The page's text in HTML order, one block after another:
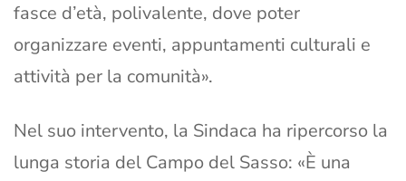
fasce d’età, polivalente, dove poter
organizzare eventi, appuntamenti culturali e
attività per la comunità».
Nel suo intervento, la Sindaca ha ripercorso la
lunga storia del Campo del Sasso: «È una